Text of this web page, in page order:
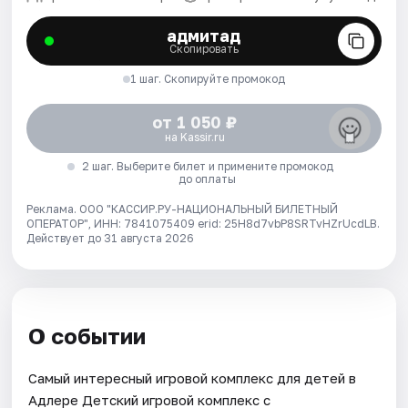
адмитад
Скопировать
1 шаг. Скопируйте промокод
от 1 050 ₽
на Kassir.ru
2 шаг. Выберите билет и примените промокод
до оплаты
Реклама. ООО "КАССИР.РУ-НАЦИОНАЛЬНЫЙ БИЛЕТНЫЙ
ОПЕРАТОР", ИНН: 7841075409 erid: 25H8d7vbP8SRTvHZrUcdLB.
Действует до 31 августа 2026
О событии
Самый интересный игровой комплекс для детей в
Адлере Детский игровой комплекс с